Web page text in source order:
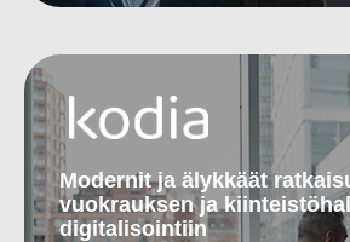
Modernit ja älykkäät
vuokrauksen ja
digitalisointiin